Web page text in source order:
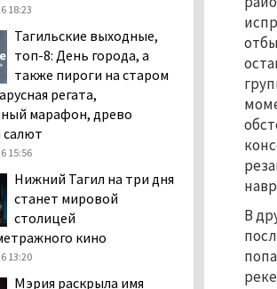
В
летней девочки
на кровососущих
которые искусали их
детской больнице
17:59
Директора уральского
предприятия по
производству дронов
в автомобиле
Эксперты назвали
причины массового мора
18:23
Тагильские выходные,
топ-8: День города, а
также пироги на старом
регата,
марафон, древо
15:56
Нижний Тагил на три дня
станет мировой
столицей
кино
13:20
Мэрия раскрыла имя